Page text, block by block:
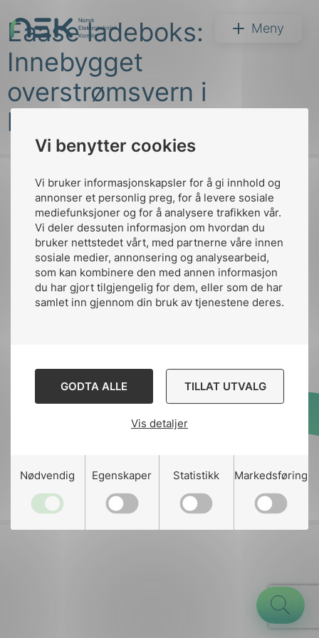
Vi benytter cookies
Vi bruker informasjonskapsler for å gi innhold og
annonser et personlig preg, for å levere sosiale
mediefunksjoner og for å analysere trafikken vår.
Vi deler dessuten informasjon om hvordan du
bruker nettstedet vårt, med partnerne våre innen
sosiale medier, annonsering og analysearbeid,
som kan kombinere den med annen informasjon
du har gjort tilgjengelig for dem, eller som de har
samlet inn gjennom din bruk av tjenestene deres.
GODTA ALLE TILLAT UTVALG
Vis detaljer
Nødvendig Egenskaper Statistikk Markedsføring
til
innhold
NEK Meny
Søk
Eaase ladeboks:
Innebygget
overstrømsvern i
ladebokser
Kontakt oss
Designed and developed
Til
toppen